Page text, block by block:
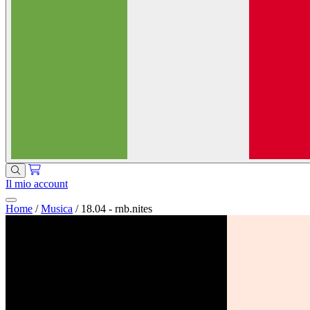
Il mio account
Home / Musica / 18.04 - rnb.nites